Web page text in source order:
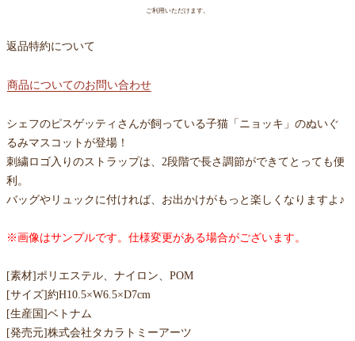
ご利用いただけます。
返品特約について
商品についてのお問い合わせ
シェフのピスゲッティさんが飼っている子猫「ニョッキ」のぬいぐ
るみマスコットが登場！
刺繍ロゴ入りのストラップは、2段階で長さ調節ができてとっても便
利。
バッグやリュックに付ければ、お出かけがもっと楽しくなりますよ♪
※画像はサンプルです。仕様変更がある場合がございます。
[素材]ポリエステル、ナイロン、POM
[サイズ]約H10.5×W6.5×D7cm
[生産国]ベトナム
[発売元]株式会社タカラトミーアーツ